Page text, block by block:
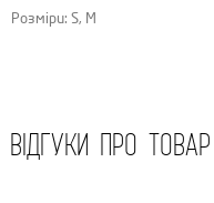
Розміри: S, M
ВІДГУКИ ПРО ТОВАР